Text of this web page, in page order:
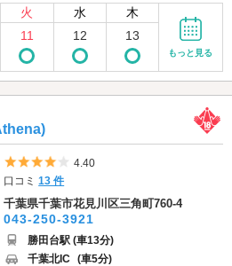
火 水 木
11 12 13
もっと見る
5つ星のうち4
4.40
口コミ13 件
千葉県千葉市花見川区三角町760-4
043-250-3921
勝田台駅 (車13分)
千葉北IC (車5分)